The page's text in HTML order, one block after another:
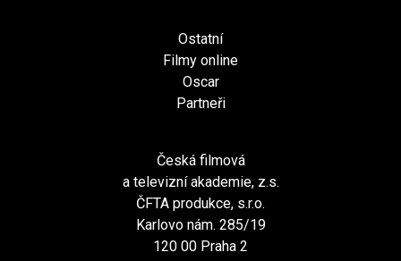
Ostatní
Filmy online
Oscar
Partneři
Česká filmová
a televizní akademie, z.s.
ČFTA produkce, s.r.o.
Karlovo nám. 285/19
120 00 Praha 2